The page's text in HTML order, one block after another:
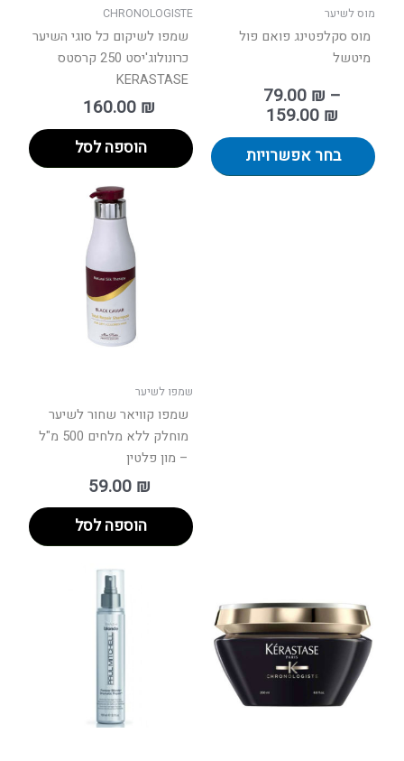
מוס לשיער
מוס סקלפטינג פואם פול
מיטשל
79.00 ₪ –
159.00 ₪
בחר אפשרויות
בעמוד
המוצר
CHRONOLOGISTE
שמפו לשיקום כל סוגי השיער
כרונולוג'יסט 250 קרסטס
KERASTASE
160.00 ₪
הוספה לסל
שמפו לשיער
שמפו קוויאר שחור לשיער
מוחלק ללא מלחים 500 מ"ל
– מון פלטין
59.00 ₪
הוספה לסל